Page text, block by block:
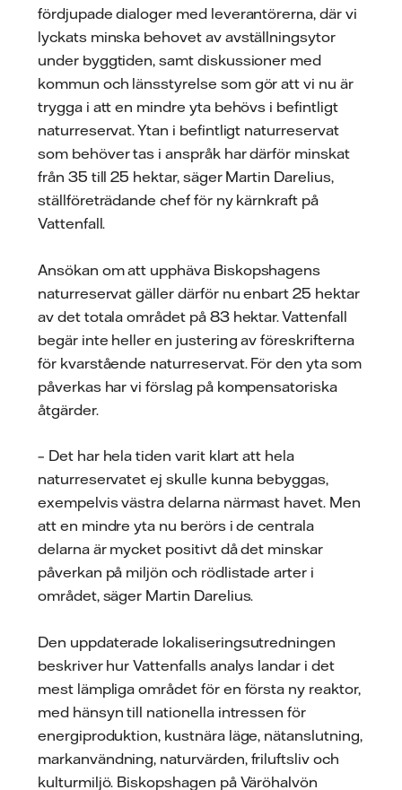
fördjupade dialoger med leverantörerna, där vi
lyckats minska behovet av avställningsytor
under byggtiden, samt diskussioner med
kommun och länsstyrelse som gör att vi nu är
trygga i att en mindre yta behövs i befintligt
naturreservat. Ytan i befintligt naturreservat
som behöver tas i anspråk har därför minskat
från 35 till 25 hektar, säger Martin Darelius,
ställföreträdande chef för ny kärnkraft på
Vattenfall.
Ansökan om att upphäva Biskopshagens
naturreservat gäller därför nu enbart 25 hektar
av det totala området på 83 hektar. Vattenfall
begär inte heller en justering av föreskrifterna
för kvarstående naturreservat. För den yta som
påverkas har vi förslag på kompensatoriska
åtgärder.
– Det har hela tiden varit klart att hela
naturreservatet ej skulle kunna bebyggas,
exempelvis västra delarna närmast havet. Men
att en mindre yta nu berörs i de centrala
delarna är mycket positivt då det minskar
påverkan på miljön och rödlistade arter i
området, säger Martin Darelius.
Den uppdaterade lokaliseringsutredningen
beskriver hur Vattenfalls analys landar i det
mest lämpliga området för en första ny reaktor,
med hänsyn till nationella intressen för
energiproduktion, kustnära läge, nätanslutning,
markanvändning, naturvärden, friluftsliv och
kulturmiljö. Biskopshagen på Väröhalvön